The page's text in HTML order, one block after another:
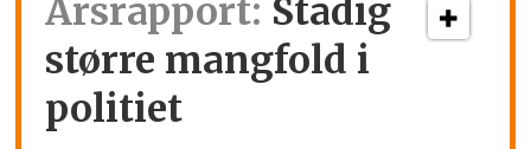
Årsrapport: Stadig
større mangfold i
politiet